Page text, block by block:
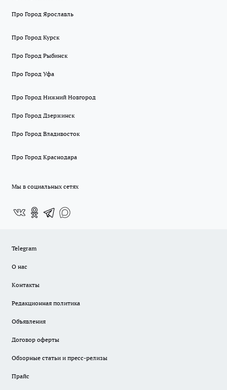
Про Город Ярославль
Про Город Курск
Про Город Рыбинск
Про Город Уфа
Про Город Нижний Новгород
Про Город Дзержинск
Про Город Владивосток
Про Город Краснодара
Мы в социальных сетях
Telegram
О нас
Контакты
Редакционная политика
Объявления
Договор оферты
Обзорные статьи и пресс-релизы
Прайс